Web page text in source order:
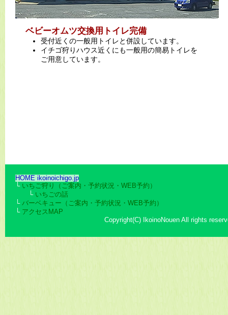
ベビーオムツ交換用トイレ完備
受付近くの一般用トイレと併設しています。
イチゴ狩りハウス近くにも一般用の簡易トイレを
ご用意しています。
HOME ikoinoichigo.jp
└ いちご狩り（ご案内・予約状況・WEB予約）
└ いちごの話
└ バーベキュー（ご案内・予約状況・WEB予約）
└ アクセスMAP
Copyright(C) IkoinoNouen All rights